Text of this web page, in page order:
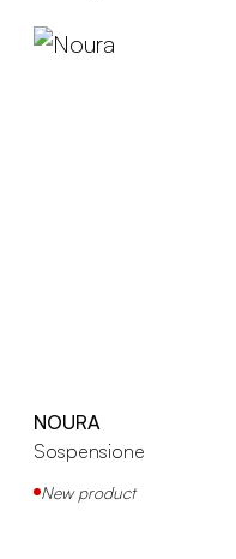
NOURA
Sospensione
New product